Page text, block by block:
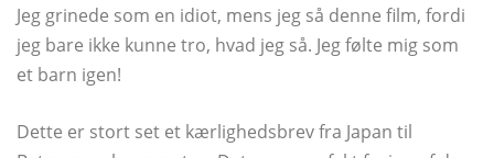
Jeg grinede som en idiot, mens jeg så denne film, fordi
jeg bare ikke kunne tro, hvad jeg så. Jeg følte mig som
et barn igen!
Dette er stort set et kærlighedsbrev fra Japan til